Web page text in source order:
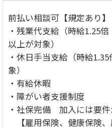
前払い相談可【規定あり】
・残業代支給（時給1.25
以上が対象）
・休日手当支給（時給
象）
・有給休暇
・障がい者支援制度
・社保完備 加入には要
【雇用保険、健康保険、